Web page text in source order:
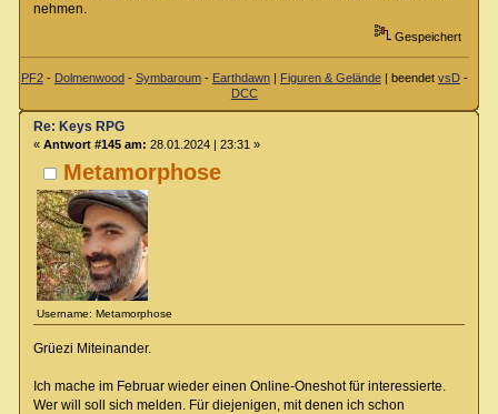
nehmen.
Gespeichert
PF2- Dolmenwood- Symbaroum- Earthdawn| Figuren & Gelände| beendet vsD-
DCC
Metamorphose
Username: Metamorphose
Re: Keys RPG
« Antwort #145 am: 28.01.2024 | 23:31 »
Grüezi Miteinander.
Ich mache im Februar wieder einen Online-Oneshot für interessierte.
Wer will soll sich melden. Für diejenigen, mit denen ich schon